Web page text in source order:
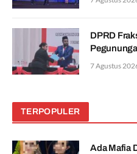
DPRD
7 Agustus
TERPOPULER
Ada Mafia